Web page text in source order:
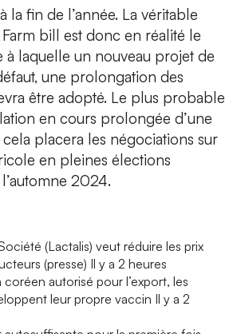
la fin de l’année. La véritable
bill est donc en réalité le
à laquelle un nouveau projet de
une prolongation des
être adopté. Le plus probable
en cours prolongée d’une
placera les négociations sur
en pleines élections
2024.
(Lactalis) veut réduire les prix
(presse) Il y a 2 heures
coréen autorisé pour l’export, les
leur propre vaccin Il y a 2